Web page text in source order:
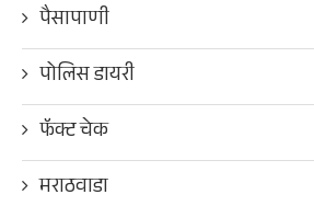
पैसापाणी
पोलिस डायरी
फॅक्ट चेक
मराठवाडा